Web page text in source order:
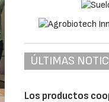
ÚLTIMAS
Los productos